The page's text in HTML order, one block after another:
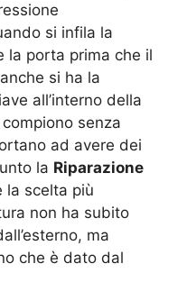
si infila la
la porta prima che il
si ha la
all’interno della
senza
ad avere dei
la Riparazione
la scelta più
non ha subito
ma
che è dato dal